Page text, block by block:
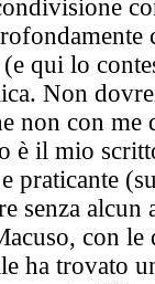
qui lo
Non
non con me
è il mio
praticante
senza alcun
con le
ha trovato